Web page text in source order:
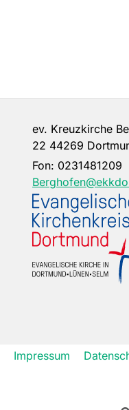
ev. Kreuzkirche
22 44269
Fon: 0231481209
Impressum